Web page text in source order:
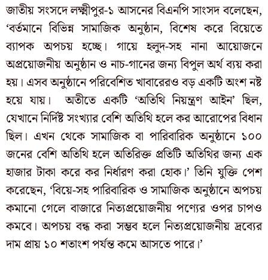
জাতীয় সংসদে লক্ষ্মীপুর-১ আসনের বিএনপি সাংসদ বলেছেন,
‘বর্তমানে বিভিন্ন সামাজিক অনুষ্ঠান, বিশেষ করে বিয়েতে
ব্যাপক অপচয় হচ্ছে। গায়ে হলুদ-সহ নানা আয়োজনে
অপ্রয়োজনীয় অনুষ্ঠান ও নাচ-গানের জন্য বিপুল অর্থ ব্যয় করা
হয়। এসব অনুষ্ঠানে পরিবেশিত খাবারেরও বড় একটি অংশ নষ্ট
হয়ে যায়। অতীতে একটি ‘অতিথি নিয়ন্ত্রণ আইন’ ছিল,
যেখানে নির্দিষ্ট সংখ্যার বেশি অতিথি হলে কর আরোপের বিধান
ছিল। এখন থেকে সামাজিক বা পারিবারিক অনুষ্ঠানে ১০০
জনের বেশি অতিথি হলে অতিরিক্ত প্রতিটি অতিথির জন্য এক
হাজার টাকা করে কর নির্ধারণ করা হোক।’ তিনি যুক্তি পেশ
করেছেন, ‘বিয়ে-সহ পারিবারিক ও সামাজিক অনুষ্ঠানে অপচয়
কমানো গেলে বাজারে নিত্যপ্রয়োজনীয় পণ্যের ওপর চাপও
কমবে। অপচয় বন্ধ করা সম্ভব হলে নিত্যপ্রয়োজনীয় দ্রব্যের
দাম প্রায় ১০ শতাংশ পর্যন্ত কমে আসতে পারে।’